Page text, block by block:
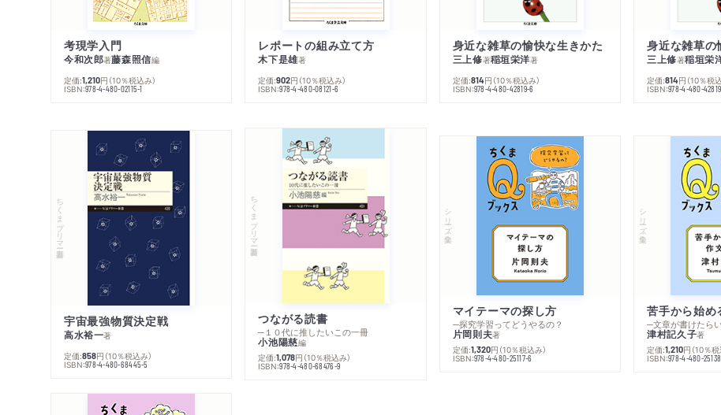
考現学入門
今和次郎著藤森照信編
定価:1,210円 （10％税込み）
ISBN:978-4-480-02115-1
レポートの組み立て方
木下是雄著
定価:902円 （10％税込み）
ISBN:978-4-480-08121-6
身近な雑草の愉快な生きかた
三上修著稲垣栄洋著
定価:814円 （10％税込み）
ISBN:978-4-480-42819-6
身近な雑草の
三上修著稲垣栄
定価:814円 （10％税
ISBN:978-4-480-
ちくまプリマー新書
宇宙最強物質決定戦
高水裕一著
定価:858円 （10％税込み）
ISBN:978-4-480-68445-5
ちくまプリマー新書
つながる読書
─１０代に推したいこの一冊
小池陽慈編
定価:1,078円 （10％税込み）
ISBN:978-4-480-68476-9
シリーズ・全集
マイテーマの探し方
─探究学習ってどうやるの？
片岡則夫著
定価:1,320円 （10％税込み）
ISBN:978-4-480-25117-6
シリーズ・全集
苦手から始め
─文章が書けたら
津村記久子著
定価:1,210円 （10％税
ISBN:978-4-480-